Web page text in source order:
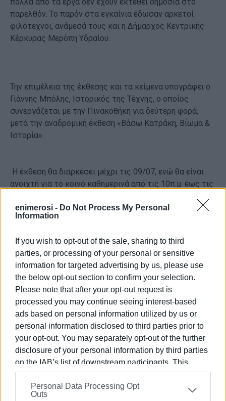
enimerosi - Do Not Process My Personal
Information
If you wish to opt-out of the sale, sharing to third
parties, or processing of your personal or sensitive
information for targeted advertising by us, please use
the below opt-out section to confirm your selection.
Please note that after your opt-out request is
processed you may continue seeing interest-based
ads based on personal information utilized by us or
personal information disclosed to third parties prior to
your opt-out. You may separately opt-out of the further
disclosure of your personal information by third parties
on the IAB’s list of downstream participants. This
information may also be disclosed by us to third parties
on theIAB’s List of Downstream Participants
that may
further disclose it to other third parties.
Personal Data Processing Opt
Outs
παρελθόν. Το παρόν στα εγκαίνια έδωσαν αρκετοί
φιλότεχνοι, ανάμεσά τους και η Δήμαρχος Κεντρικής
Κέρκυρας Μερόπη Υδραίου.
Την επιμέλεια της έκθεσης και τα κείμενα υπογράφει ο
Γιάννης Μπόλης, Ιστορικός της Τέχνης, ο οποίος
συνεργάζεται με την Πινακοθήκη για δεύτερη φορά,
μετά την αναδρομική έκθεση «Βάσω Κατράκη, Βίωμα &
Ιστορία».
Η έκθεση θα διαρκέσει μέχρι τις 09/07, ενώ θα είναι
ανοιχτή για το κοινό καθημερινά από τις 10π.μ. έως τις
Εμφανίσεις: 139
ΒΑΣΙΛΗΣ ΠΑΝΤΑΖΟΠΟΥΛΟΣ
Ο Βασίλης Πανταζόπουλος είναι απόφοιτος του
τμήματος Μεσογειακών Σπουδών του
Πανεπιστημίου Αιγαίου (Ρόδος), με ειδίκευση
Μεταπτυχιακού Τίτλου από το Πανεπιστήμιο του